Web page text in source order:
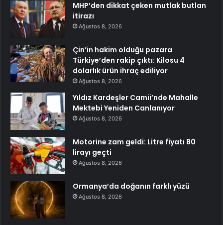
MHP’den dikkat çeken mutlak butlan
itirazı
Ağustos 8, 2026
Çin’in hakim olduğu pazara
Türkiye’den rakip çıktı: Kilosu 4
dolarlık ürün ihraç ediliyor
Ağustos 8, 2026
Yıldız Kardeşler Camii’nde Mahalle
Mektebi Yeniden Canlanıyor
Ağustos 8, 2026
Motorine zam geldi: Litre fiyatı 80
lirayı geçti
Ağustos 8, 2026
Ormanya’da doğanın farklı yüzü
Ağustos 8, 2026